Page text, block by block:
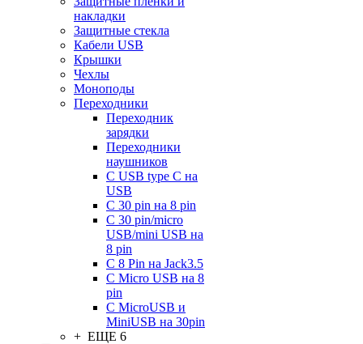
накладки
Защитные стекла
Кабели USB
Крышки
Чехлы
Моноподы
Переходники
Переходник
зарядки
Переходники
наушников
С USB type C на
USB
С 30 pin на 8 pin
С 30 pin/micro
USB/mini USB на
8 pin
С 8 Pin на Jack3.5
С Micro USB на 8
pin
С MicroUSB и
MiniUSB на 30pin
+ ЕЩЕ 6